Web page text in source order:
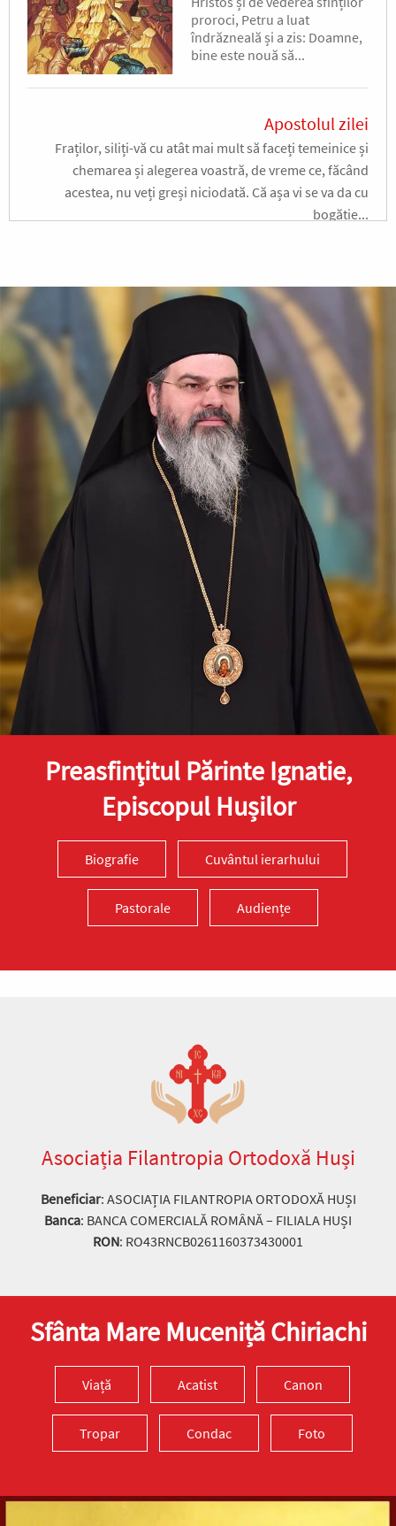
proroci, Petru a luat
îndrăzneală și a zis: Doamne,
bine este nouă să...
Apostolul zilei
Fraților, siliți-vă cu atât mai mult să faceți temeinice și
chemarea și alegerea voastră, de vreme ce, făcând
acestea, nu veți greși niciodată. Că așa vi se va da cu
bogăție...
Evanghelia zilei
În vremea aceea a luat Iisus cu Sine pe Petru și pe Iacov și
pe Ioan, fratele lui, și i-a dus într-un munte înalt, de o
parte. Și S-a schimbat la față înaintea lor...
Ev. Matei 17, 1-9
doxologia.ro
Preia articolele Doxologia în site-ul tău!
Preasfinţitul Părinte Ignatie,
Episcopul Hușilor
Biografie Cuvântul ierarhului
Pastorale Audiențe
Asociația Filantropia Ortodoxă Huși
Beneficiar: ASOCIAȚIA FILANTROPIA ORTODOXĂ HUȘI
Banca: BANCA COMERCIALĂ ROMÂNĂ – FILIALA HUȘI
RON: RO43RNCB0261160373430001
Sfânta Mare Muceniță Chiriachi
Viață Acatist Canon
Tropar Condac Foto